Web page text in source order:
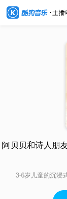
阿贝贝和诗人朋
3-6岁儿童的沉浸
好的人文声音，